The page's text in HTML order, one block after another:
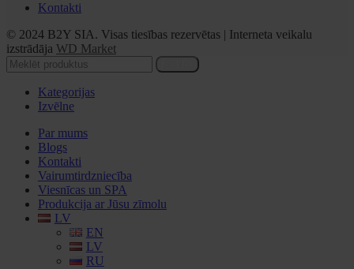
Kontakti
© 2024 B2Y SIA. Visas tiesības rezervētas | Interneta veikalu
izstrādāja WD Market
Kategorijas
Izvēlne
Par mums
Blogs
Kontakti
Vairumtirdzniecība
Viesnīcas un SPA
Produkcija ar Jūsu zīmolu
LV
EN
LV
RU